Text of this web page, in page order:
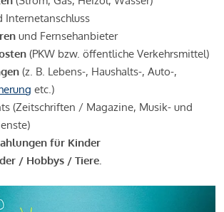
Internetanschluss
und Fernsehanbieter
(PKW bzw. öffentliche Verkehrsmittel)
(z. B. Lebens-, Haushalts-, Auto-,
etc.)
(Zeitschriften / Magazine, Musik- und
für Kinder
/ Hobbys / Tiere.